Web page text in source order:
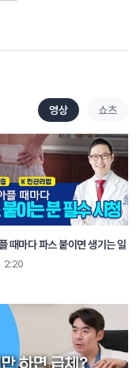
영상 쇼츠
때마다 파스 붙이면 생기는 일
2:20